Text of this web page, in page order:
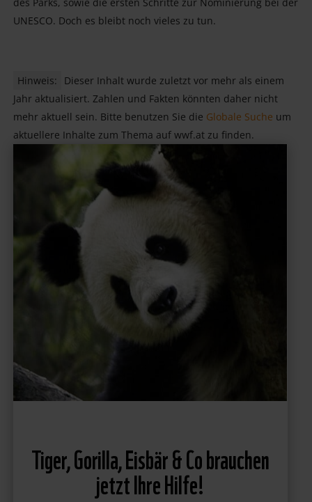
UNESCO. Doch es bleibt noch vieles zu tun.
Hinweis:
Dieser Inhalt wurde zuletzt vor mehr als einem
Jahr aktualisiert. Zahlen und Fakten könnten daher nicht
mehr aktuell sein. Bitte benutzen Sie die Globale Suche um
aktuellere Inhalte zum Thema auf wwf.at zu finden.
Tiger, Gorilla, Eisbär & Co brauchen
jetzt Ihre Hilfe!